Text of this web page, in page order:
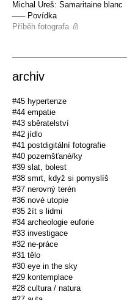
Michal Ureš: Samaritaine blanc
––– Povídka
Příběh fotografa
archiv
#45 hypertenze
#44 empatie
#43 sběratelství
#42 jídlo
#41 postdigitální fotografie
#40 pozemšťané/ky
#39 slat, bolest
#38 smrt, když si pomyslíš
#37 nerovný terén
#36 nové utopie
#35 žít s lidmi
#34 archeologie euforie
#33 investigace
#32 ne-práce
#31 tělo
#30 eye in the sky
#29 kontemplace
#28 cultura / natura